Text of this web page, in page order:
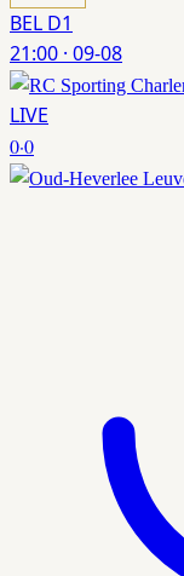
BEL D1
21:00 · 09-08
LIVE
0·0